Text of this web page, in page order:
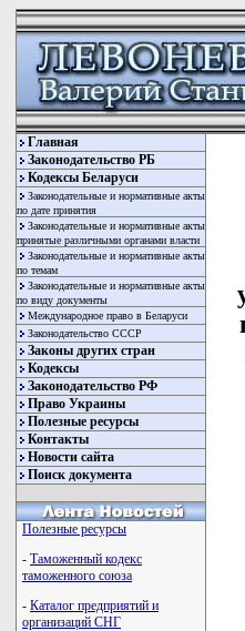
Главная
Законодательство РБ
Кодексы Беларуси
Законодательные и нормативные акты
по дате принятия
Законодательные и нормативные акты
принятые различными органами власти
Законодательные и нормативные акты
по темам
Законодательные и нормативные акты
по виду документы
Международное право в Беларуси
Законодательство СССР
Законы других стран
Кодексы
Законодательство РФ
Право Украины
Полезные ресурсы
Контакты
Новости сайта
Поиск документа
Полезные ресурсы
- Таможенный кодекс
таможенного союза
- Каталог предприятий и
организаций СНГ